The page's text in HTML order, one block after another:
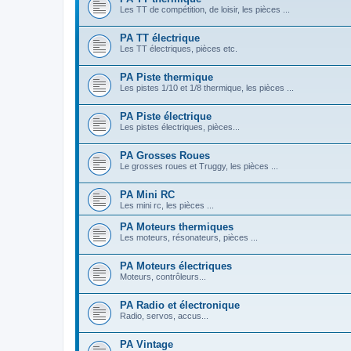
Les TT de compétition, de loisir, les pièces ...
PA TT électrique
Les TT électriques, pièces etc.
PA Piste thermique
Les pistes 1/10 et 1/8 thermique, les pièces ...
PA Piste électrique
Les pistes électriques, pièces...
PA Grosses Roues
Le grosses roues et Truggy, les pièces ...
PA Mini RC
Les mini rc, les pièces ...
PA Moteurs thermiques
Les moteurs, résonateurs, pièces ...
PA Moteurs électriques
Moteurs, contrôleurs...
PA Radio et électronique
Radio, servos, accus...
PA Vintage